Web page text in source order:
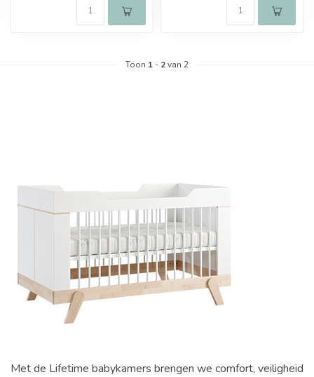
Toon 1 - 2van 2
Met de Lifetime babykamers brengen we comfort, veiligheid